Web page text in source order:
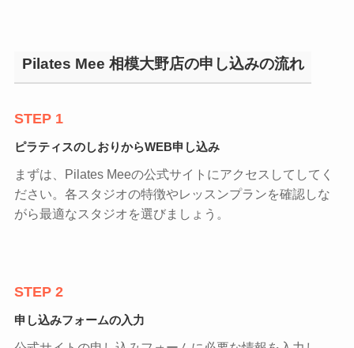
Pilates Mee 相模大野店の申し込みの流れ
STEP 1
ピラティスのしおりからWEB申し込み
まずは、Pilates Meeの公式サイトにアクセスしてしてく
ださい。各スタジオの特徴やレッスンプランを確認しな
がら最適なスタジオを選びましょう。
STEP 2
申し込みフォームの入力